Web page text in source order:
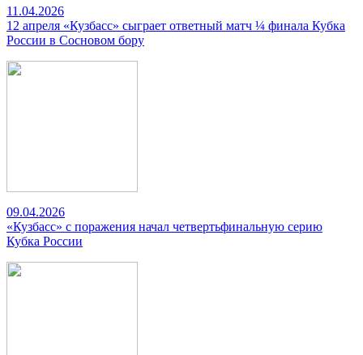
11.04.2026
12 апреля «Кузбасс» сыграет ответный матч ¼ финала Кубка
России в Сосновом бору
09.04.2026
«Кузбасс» с поражения начал четвертьфинальную серию
Кубка России